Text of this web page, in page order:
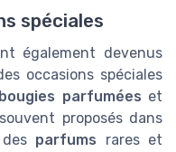
spéciales
également devenus
occasions spéciales
bougies parfumées et
proposés dans
parfums rares et